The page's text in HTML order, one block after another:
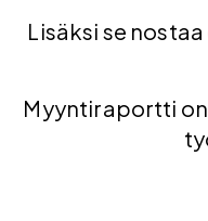
Lisäksi se
Myyntiraportti